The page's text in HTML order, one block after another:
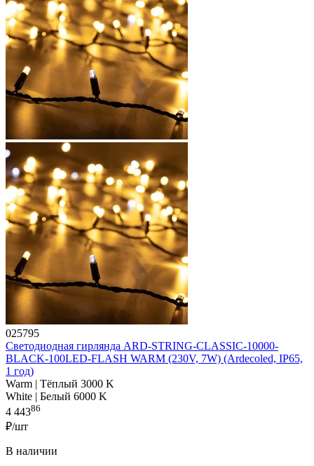
025795
Светодиодная гирлянда ARD-STRING-CLASSIC-10000-
BLACK-100LED-FLASH WARM (230V, 7W) (Ardecoled, IP65,
1 год)
Warm | Тёплый 3000 K
White | Белый 6000 K
4 44386
₽/шт
В наличии